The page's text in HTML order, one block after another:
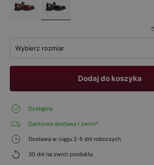
Wybierz rozmiar
Dodaj do koszyka
Dostępny
Darmowa dostawa i zwrot*
Dostawa w ciągu 2-5 dni roboczych
30 dni na zwrot produktu